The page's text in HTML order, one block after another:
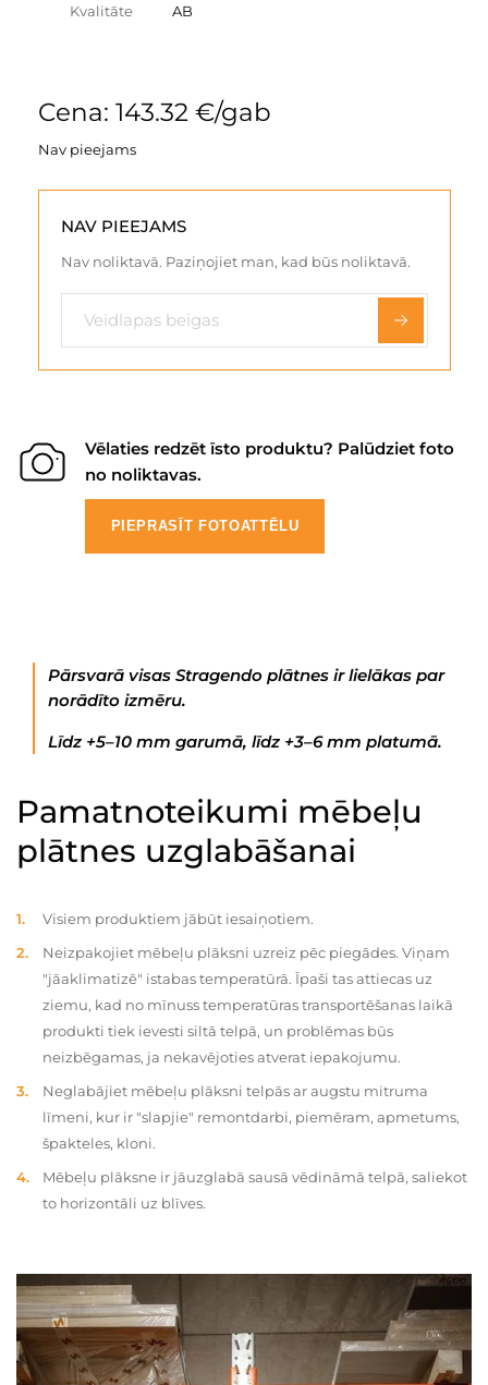
Kvalitāte AB
Cena: 143.32 €/gab
Nav pieejams
NAV PIEEJAMS
Nav noliktavā. Paziņojiet man, kad būs noliktavā.
Vēlaties redzēt īsto produktu? Palūdziet foto
no noliktavas.
PIEPRASĪT FOTOATTĒLU
Pārsvarā visas Stragendo plātnes ir lielākas par
norādīto izmēru.
Līdz +5–10 mm garumā, līdz +3–6 mm platumā.
Pamatnoteikumi mēbeļu
plātnes uzglabāšanai
Visiem produktiem jābūt iesaiņotiem.
Neizpakojiet mēbeļu plāksni uzreiz pēc piegādes. Viņam
"jāaklimatizē" istabas temperatūrā. Īpaši tas attiecas uz
ziemu, kad no mīnuss temperatūras transportēšanas laikā
produkti tiek ievesti siltā telpā, un problēmas būs
neizbēgamas, ja nekavējoties atverat iepakojumu.
Neglabājiet mēbeļu plāksni telpās ar augstu mitruma
līmeni, kur ir "slapjie" remontdarbi, piemēram, apmetums,
špakteles, kloni.
Mēbeļu plāksne ir jāuzglabā sausā vēdināmā telpā, saliekot
to horizontāli uz blīves.